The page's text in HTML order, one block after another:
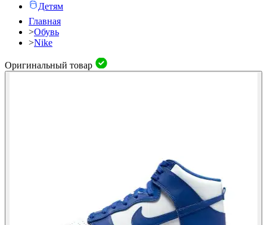
Детям
Главная
>Обувь
>Nike
Оригинальный товар